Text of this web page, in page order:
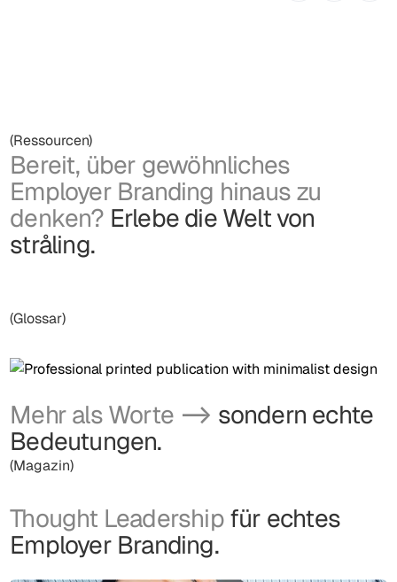
(Ressourcen)
Bereit, über gewöhnliches
Employer Branding hinaus zu
denken? Erlebe die Welt von
stråling.
(Glossar)
Mehr als Worte ⟶ sondern echte
Bedeutungen.
(Magazin)
Thought Leadershipfür echtes
Employer Branding.